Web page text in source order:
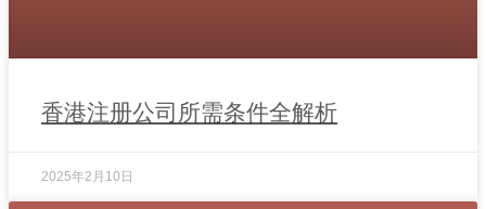
香港注册公司所需条件全解析
2025年2月10日